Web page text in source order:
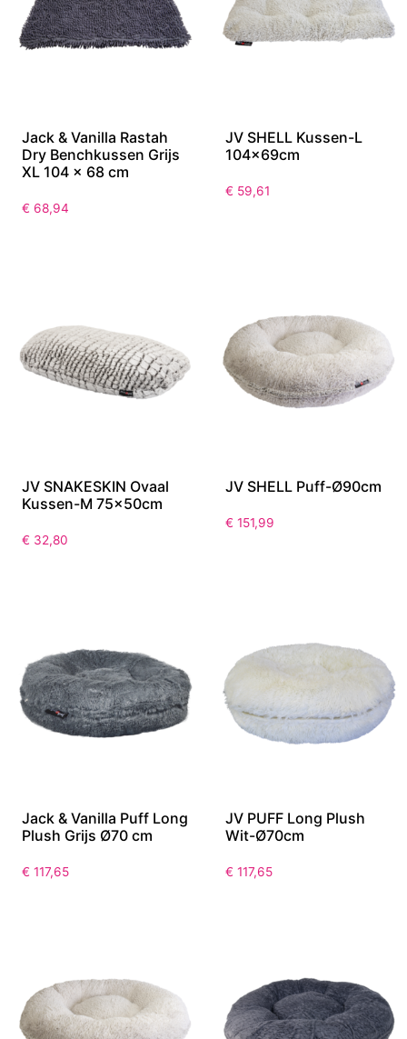
Jack & Vanilla Rastah
Dry Benchkussen Grijs
XL 104 x 68 cm
€ 68,94
JV SHELL Kussen-L
104x69cm
€ 59,61
JV SNAKESKIN Ovaal
Kussen-M 75x50cm
€ 32,80
JV SHELL Puff-Ø90cm
€ 151,99
Jack & Vanilla Puff Long
Plush Grijs Ø70 cm
€ 117,65
JV PUFF Long Plush
Wit-Ø70cm
€ 117,65